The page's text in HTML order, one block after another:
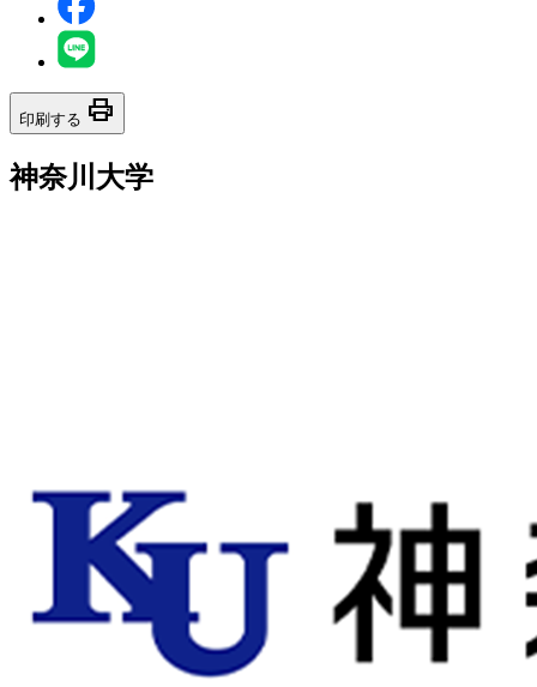
印刷する print
神奈川大学